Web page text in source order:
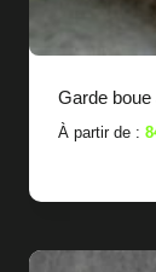
Garde boue
À partir de :